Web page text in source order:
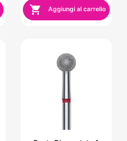
 Aggiungi al carrello